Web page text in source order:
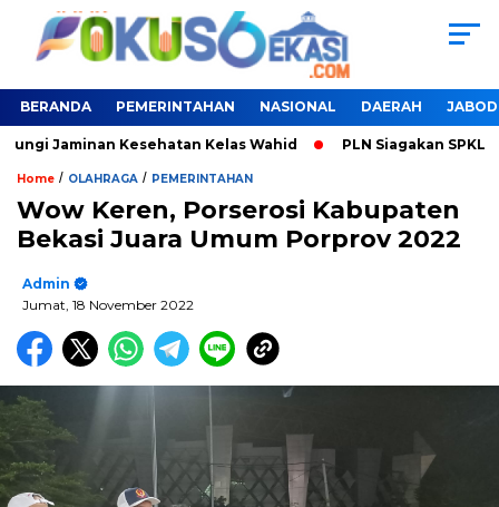
BERANDA PEMERINTAHAN NASIONAL DAERAH
Jaminan Kesehatan Kelas Wahid PLN Siagakan SPKLU
Home / OLAHRAGA / PEMERINTAHAN
Wow Keren, Porserosi Kabupaten
Bekasi Juara Umum Porprov 2022
Admin
Jumat, 18 November 2022